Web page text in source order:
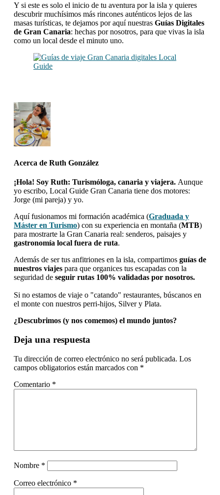
Y si este es solo el inicio de tu aventura por la isla y quieres
descubrir muchísimos más rincones auténticos lejos de las
masas turísticas, te dejamos por aquí nuestras Guías Digitales
de Gran Canaria: hechas por nosotros, para que vivas la isla
como un local desde el minuto uno.
Acerca de Ruth González
¡Hola! Soy Ruth: Turismóloga, canaria y viajera. Aunque
yo escribo, Local Guide Gran Canaria tiene dos motores:
Jorge (mi pareja) y yo.
Aquí fusionamos mi formación académica (Graduada y
Máster en Turismo) con su experiencia en montaña (MTB)
para mostrarte la Gran Canaria real: senderos, paisajes y
gastronomía local fuera de ruta.
Además de ser tus anfitriones en la isla, compartimos guías de
nuestros viajes para que organices tus escapadas con la
seguridad de seguir rutas 100% validadas por nosotros.
Si no estamos de viaje o "catando" restaurantes, búscanos en
el monte con nuestros perri-hijos, Silver y Plata.
¿Descubrimos (y nos comemos) el mundo juntos?
Interacciones
los
lectores
Deja una respuesta
Tu dirección de correo electrónico no será publicada. Los
campos obligatorios están marcados con *
Comentario *
Nombre *
Correo electrónico *